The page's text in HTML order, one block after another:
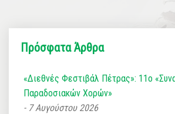
Πρόσφατα Άρθρα
«Διεθνές Φεστιβάλ Πέτρας»: 11ο
Παραδοσιακών Χορών»
7 Αυγούστου 2026